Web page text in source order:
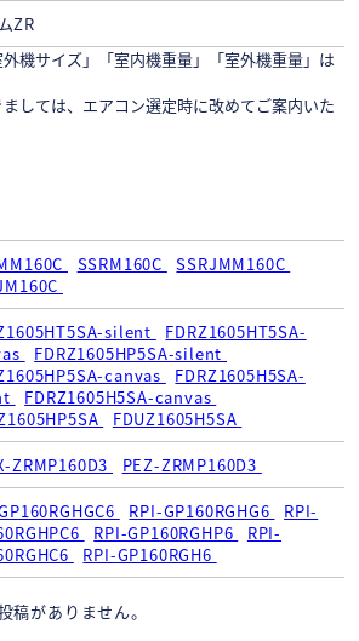
ZR
機サイズ」「室内機重量」「室外機重量」は
しては、エアコン選定時に改めてご案内いた
SSRM160C
SSRJMM160C
silent
FDRZ1605HT5SA-
FDRZ1605HP5SA-silent
canvas
FDRZ1605H5SA-
FDRZ1605H5SA-canvas
FDUZ1605H5SA
ZRMP160D3 PEZ-ZRMP160D3
RPI-GP160RGHG6
RPI-
RPI-GP160RGHP6
RPI-
RPI-GP160RGH6
稿がありません。